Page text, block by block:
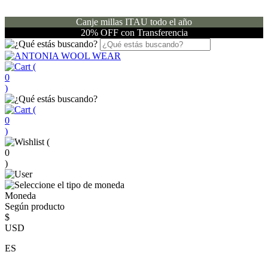
Canje millas ITAU todo el año
20% OFF con Transferencia
(
0
)
(
0
)
(
0
)
Moneda
Según producto
$
USD
ES